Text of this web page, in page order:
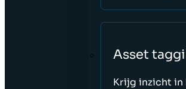
Asset
Krijg inzicht in